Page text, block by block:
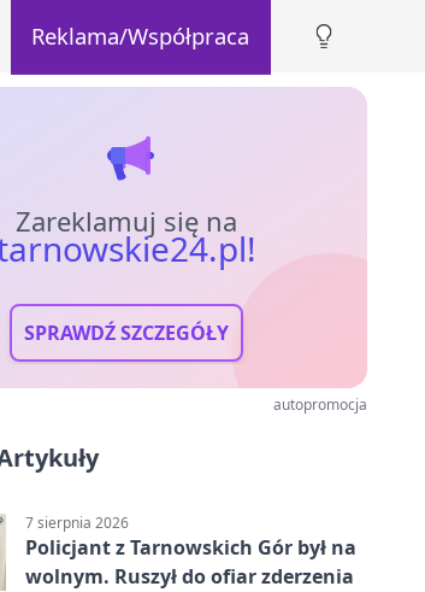
Reklama/Współpraca
Zareklamuj się na
SPRAWDŹ SZCZEGÓŁY
autopromocja
7 sierpnia 2026
Policjant z Tarnowskich Gór był na
wolnym. Ruszył do ofiar zderzenia